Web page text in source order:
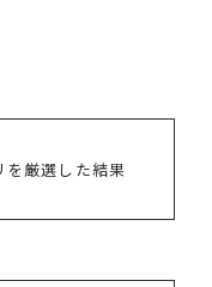
厳選した結果